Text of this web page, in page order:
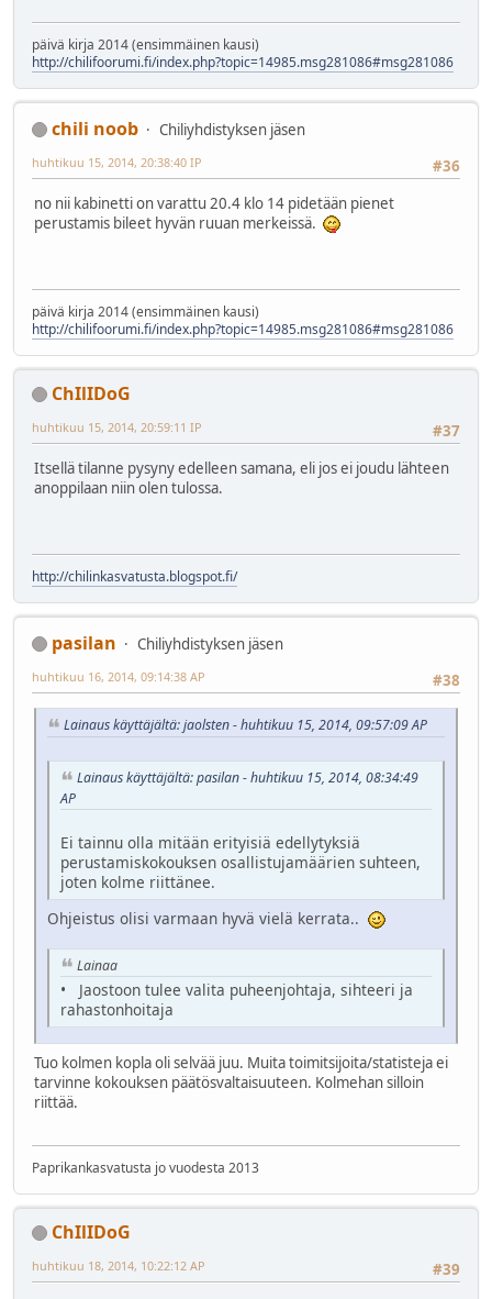
päivä kirja 2014 (ensimmäinen kausi)
http://chilifoorumi.fi/index.php?topic=14985.msg281086#msg281086
chili noob
Chiliyhdistyksen jäsen
#36
huhtikuu 15, 2014, 20:38:40 IP
no nii kabinetti on varattu 20.4 klo 14 pidetään pienet
perustamis bileet hyvän ruuan merkeissä.
päivä kirja 2014 (ensimmäinen kausi)
http://chilifoorumi.fi/index.php?topic=14985.msg281086#msg281086
ChIlIDoG
#37
huhtikuu 15, 2014, 20:59:11 IP
Itsellä tilanne pysyny edelleen samana, eli jos ei joudu lähteen
anoppilaan niin olen tulossa.
http://chilinkasvatusta.blogspot.fi/
pasilan
Chiliyhdistyksen jäsen
#38
huhtikuu 16, 2014, 09:14:38 AP
Lainaus käyttäjältä: jaolsten - huhtikuu 15, 2014, 09:57:09 AP
Lainaus käyttäjältä: pasilan - huhtikuu 15, 2014, 08:34:49
AP
Ei tainnu olla mitään erityisiä edellytyksiä
perustamiskokouksen osallistujamäärien suhteen,
joten kolme riittänee.
Ohjeistus olisi varmaan hyvä vielä kerrata..
Lainaa
• Jaostoon tulee valita puheenjohtaja, sihteeri ja
rahastonhoitaja
Tuo kolmen kopla oli selvää juu. Muita toimitsijoita/statisteja ei
tarvinne kokouksen päätösvaltaisuuteen. Kolmehan silloin
riittää.
Paprikankasvatusta jo vuodesta 2013
ChIlIDoG
#39
huhtikuu 18, 2014, 10:22:12 AP